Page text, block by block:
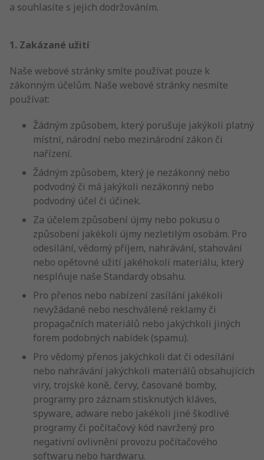
a souhlasíte s jejich dodržováním.
1. Zakázané užití
Naše webové stránky smíte používat pouze k
zákonným účelům. Naše webové stránky nesmíte
používat:
Žádným způsobem, který porušuje jakýkoli platný
místní, národní nebo mezinárodní zákon či
nařízení.
Žádným způsobem, který je nezákonný nebo
podvodný či má jakýkoli nezákonný nebo
podvodný účel či účinek.
Za účelem způsobení újmy nebo pokusu o
způsobení jakékoli újmy nezletilým osobám. Pro
odesílání, vědomý příjem, nahrávání, stahování
nebo opětovné užití jakéhokoli materiálu, který
nesplňuje naše Standardy obsahu.
Pro přenos nebo nabízení zasílání jakékoli
nevyžádané nebo neschválené reklamy či
propagačních materiálů nebo jakýchkoli jiných
forem podobných nabídek (spamu).
Pro vědomý přenos jakýchkoli dat či odesílání
nebo nahrávání jakýchkoli materiálů obsahujících
viry, trojské koně, červy, časované bomby,
programy pro záznam stisknutých kláves,
spyware, adware nebo jakékoli jiné škodlivé
programy či počítačový kód navržený pro
negativní ovlivnění provozu počítačového
softwaru nebo hardwaru.